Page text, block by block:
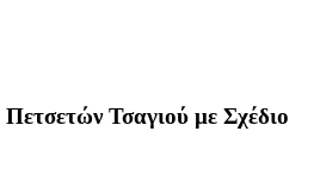
Τσαγιού με Σχέδιο